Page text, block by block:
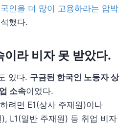
인을 더 많이 고용하라는 압박
했다.
이라 비자 못 받았다.
있다. 구금된 한국인 노동자 상
소속이었다.
려면 E1(상사 주재원)이나
L1(일반 주재원) 등 취업 비자